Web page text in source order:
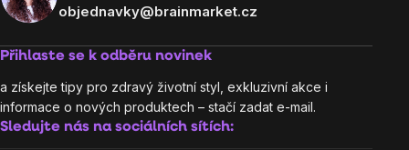
objednavky@brainmarket.cz
Přihlaste se k odběru novinek
a získejte tipy pro zdravý životní styl, exkluzivní akce i
informace o nových produktech – stačí zadat e-mail.
Sledujte nás na sociálních sítích: